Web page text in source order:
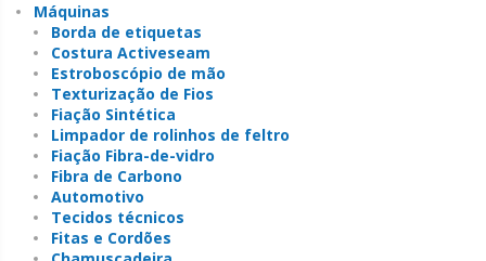
Máquinas
Borda de etiquetas
Costura Activeseam
Estroboscópio de mão
Texturização de Fios
Fiação Sintética
Limpador de rolinhos de feltro
Fiação Fibra-de-vidro
Fibra de Carbono
Automotivo
Tecidos técnicos
Fitas e Cordões